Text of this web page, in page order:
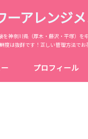
ーアレンジ
神奈川県（厚木・藤沢・平塚）を
は抜群です！正しい管理方法でお
プロフィール